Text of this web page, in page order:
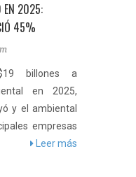
EN 2025:
45%
billones a
en 2025,
y el ambiental
empresas
Leer más